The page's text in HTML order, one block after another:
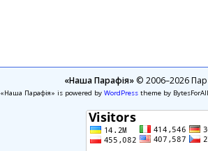
«Наша Парафія»© 2006–2026
«Наша Парафія» is powered by WordPresstheme by